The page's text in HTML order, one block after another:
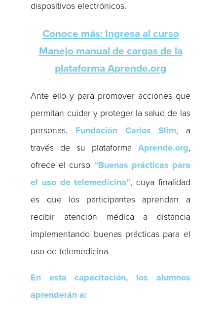
dispositivos electrónicos.
Conoce más: Ingresa al curso
Manejo manual de cargas de la
plataforma Aprende.org
Ante ello y para promover acciones que
permitan cuidar y proteger la salud de las
personas, Fundación Carlos Slim, a
través de su plataforma Aprende.org,
ofrece el curso “Buenas prácticas para
el uso de telemedicina”, cuya finalidad
es que los participantes aprendan a
recibir atención médica a distancia
implementando buenas prácticas para el
uso de telemedicina.
En esta capacitación, los alumnos
aprenderán a: